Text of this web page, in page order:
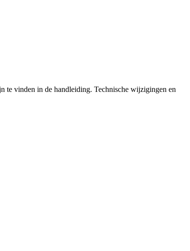
te vinden in de handleiding. Technische wijzigingen en